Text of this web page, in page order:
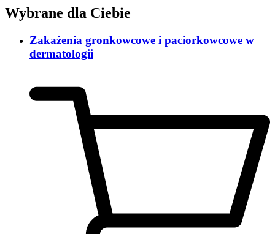
Wybrane dla Ciebie
Zakażenia gronkowcowe i paciorkowcowe w
dermatologii